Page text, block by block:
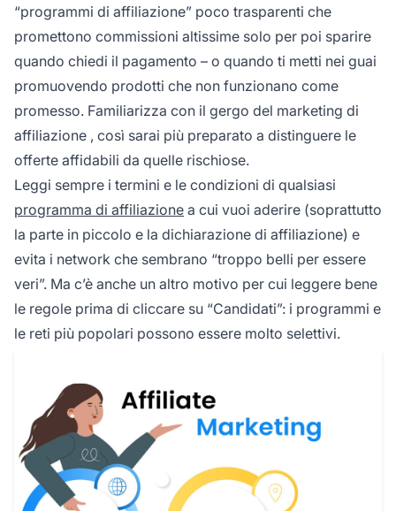
“programmi di affiliazione” poco trasparenti che
promettono commissioni altissime solo per poi sparire
quando chiedi il pagamento – o quando ti metti nei guai
promuovendo prodotti che non funzionano come
promesso. Familiarizza con il gergo del marketing di
affiliazione , così sarai più preparato a distinguere le
offerte affidabili da quelle rischiose.
Leggi sempre i termini e le condizioni di qualsiasi
programma di affiliazione a cui vuoi aderire (soprattutto
la parte in piccolo e la dichiarazione di affiliazione) e
evita i network che sembrano “troppo belli per essere
veri”. Ma c’è anche un altro motivo per cui leggere bene
le regole prima di cliccare su “Candidati”: i programmi e
le reti più popolari possono essere molto selettivi.